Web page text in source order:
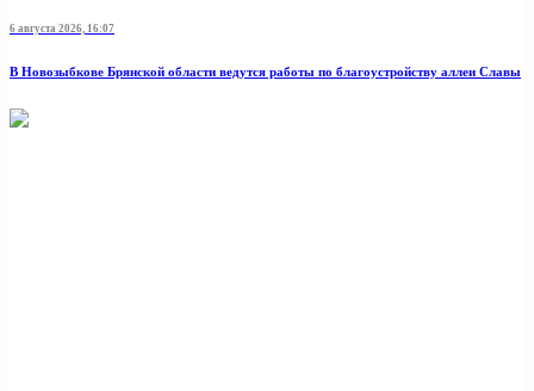
6 августа 2026, 16:07
В Новозыбкове Брянской области ведутся работы по благоустройству аллеи Славы